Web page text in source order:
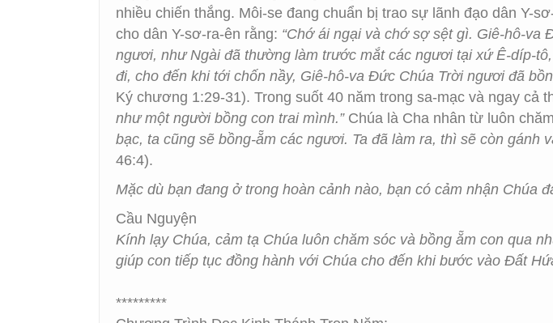
nhiều chiến thắng. Môi-se đang chuẩn bị trao sự lãnh đạo dân Y-
cho dân Y-sơ-ra-ên rằng: “Chớ ái ngại và chớ sợ sệt gì. Giê-hô-
ngươi, như Ngài đã thường làm trước mắt các ngươi tại xứ Ê-díp-
đi, cho đến khi tới chốn nầy, Giê-hô-va Đức Chúa Trời ngươi đã
Ký chương 1:29-31). Trong suốt 40 năm trong sa-mạc và ngay
như một người bồng con trai mình.”Chúa là Cha nhân từ luôn
bạc, ta cũng sẽ bồng-ẵm các ngươi. Ta đã làm ra, thì sẽ còn gánh
46:4).
Mặc dù bạn đang ở trong hoàn cảnh nào, bạn có cảm nhận Chúa
Cầu Nguyện
Kính lạy Chúa, cảm tạ Chúa luôn chăm sóc và bồng ẵm con qua
giúp con tiếp tục đồng hành với Chúa cho đến khi bước vào Đất
*********